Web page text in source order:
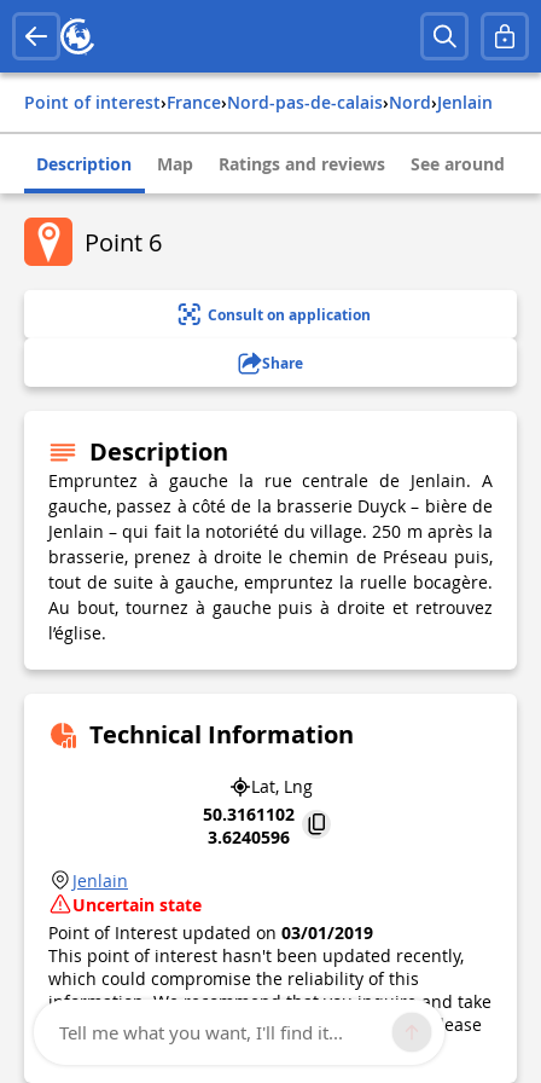
Point of interest› france› nord-pas-de-calais› nord› jenlain
Description Map Ratings and reviews See around
Point 6
Consult on application
Share
Description
Empruntez à gauche la rue centrale de Jenlain. A
gauche, passez à côté de la brasserie Duyck – bière de
Jenlain – qui fait la notoriété du village. 250 m après la
brasserie, prenez à droite le chemin de Préseau puis,
tout de suite à gauche, empruntez la ruelle bocagère.
Au bout, tournez à gauche puis à droite et retrouvez
l’église.
Technical Information
Lat, Lng
50.3161102
3.6240596
Jenlain
Uncertain state
Point of Interest updated on 03/01/2019
This point of interest hasn't been updated recently,
which could compromise the reliability of this
information. We recommend that you inquire and take
all necessary precautions. If you're the author, please
verify your information.
Tell me what you want, I'll find it...